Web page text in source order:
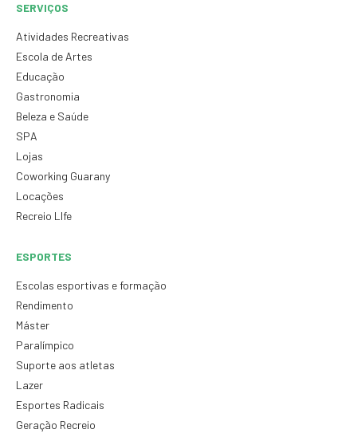
SERVIÇOS
Atividades Recreativas
Escola de Artes
Educação
Gastronomia
Beleza e Saúde
SPA
Lojas
Coworking Guarany
Locações
Recreio LIfe
ESPORTES
Escolas esportivas e formação
Rendimento
Máster
Paralímpico
Suporte aos atletas
Lazer
Esportes Radicais
Geração Recreio